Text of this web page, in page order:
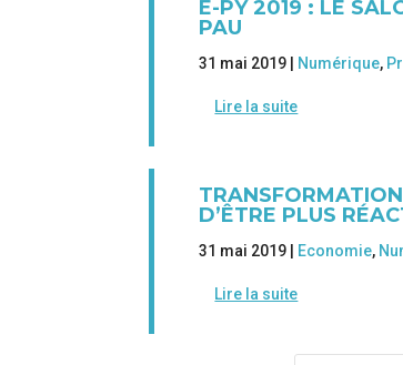
E-PY 2019 : LE
PAU
31 mai 2019 | Numérique,
Lire la suite
D’ÊTRE PLUS
31 mai 2019 | Economie,
Lire la suite